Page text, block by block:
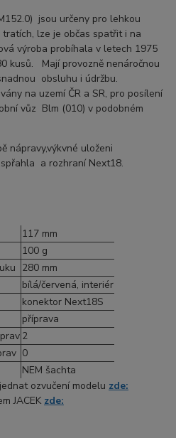
jsou určeny pro lehkou
lze je občas spatřit i na
výroba probíhala v letech 1975
kusů. Mají provozně nenáročnou
obsluhu i údržbu.
na uzemí ČR a SR, pro posílení
vůz Blm (010) v podobném
nápravy,výkvné uloženi
a rozhraní Next18.
117 mm
100 g
280 mm
bílá/červená, interiér
konektor Next18S
příprava
2
0
NEM šachta
ozvučení modelu zde:
JACEK zde: